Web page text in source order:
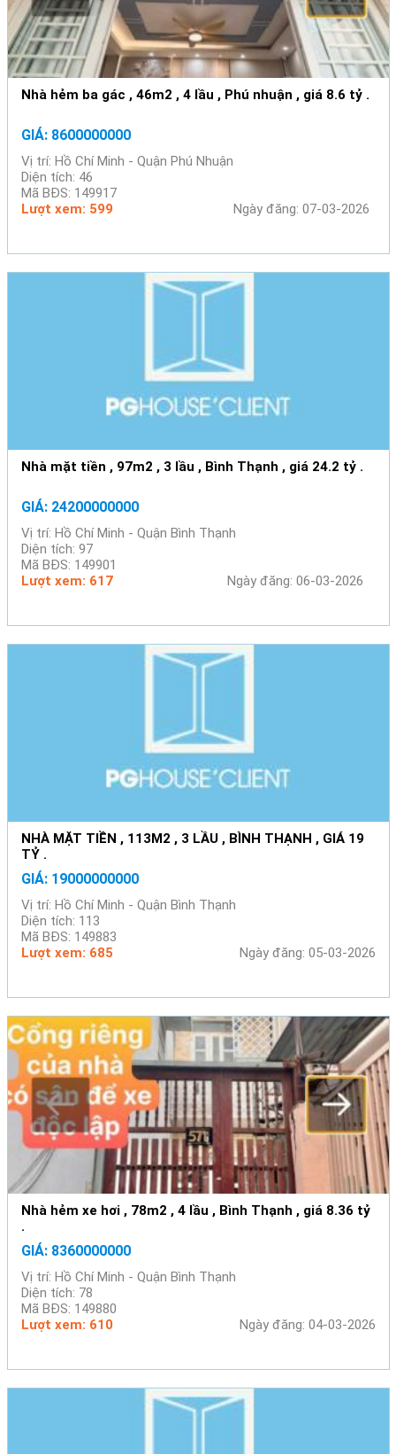
Nhà hẻm ba gác , 46m2 , 4 lầu , Phú nhuận , giá 8.6 tỷ .
GIÁ: 8600000000
Vị trí: Hồ Chí Minh - Quận Phú Nhuận
Diện tích: 46
Mã BĐS: 149917
Lượt xem: 599
Ngày đăng: 07-03-2026
Nhà mặt tiền , 97m2 , 3 lầu , Bình Thạnh , giá 24.2 tỷ .
GIÁ: 24200000000
Vị trí: Hồ Chí Minh - Quận Bình Thạnh
Diện tích: 97
Mã BĐS: 149901
Lượt xem: 617
Ngày đăng: 06-03-2026
NHÀ MẶT TIỀN , 113M2 , 3 LẦU , BÌNH THẠNH , GIÁ 19
TỶ .
GIÁ: 19000000000
Vị trí: Hồ Chí Minh - Quận Bình Thạnh
Diện tích: 113
Mã BĐS: 149883
Lượt xem: 685
Ngày đăng: 05-03-2026
Nhà hẻm xe hơi , 78m2 , 4 lầu , Bình Thạnh , giá 8.36 tỷ
.
GIÁ: 8360000000
Vị trí: Hồ Chí Minh - Quận Bình Thạnh
Diện tích: 78
Mã BĐS: 149880
Lượt xem: 610
Ngày đăng: 04-03-2026